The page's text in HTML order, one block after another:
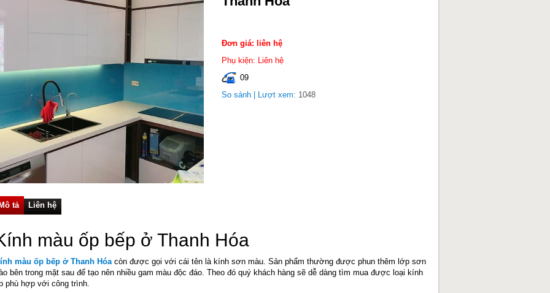
Đơn giá: liên hệ
Phụ kiện: Liên hệ
09
So sánh | Lượt xem: 1048
tả Liên hệ
màu ốp bếp ở Thanh Hóa
màu ốp bếp ở Thanh Hóacòn được gọi với cái tên là kính sơn màu. Sản phẩm thường được phun thêm lớp sơn
bên trong mặt sau để tạo nên nhiều gam màu độc đáo. Theo đó quý khách hàng sẽ dễ dàng tìm mua được loại kính
phù hợp với công trình.